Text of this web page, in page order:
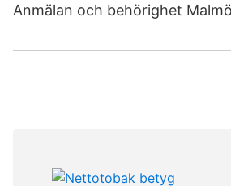
Anmälan och behörighet